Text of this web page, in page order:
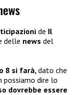
de Il
delle news del
8 si farà, dato che
possiamo dire lo
dovrebbe essere